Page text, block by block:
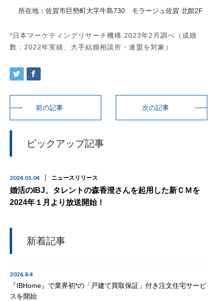
所在地：佐賀市巨勢町大字牛島730 モラージュ佐賀 北館2F
*日本マーケティングリサーチ機構 2023年2月調べ（成婚
数：2022年実績、大手結婚相談所・連盟を対象）
前の記事 次の記事
ピックアップ記事
2024.01.04 ニュースリリース
婚活のIBJ、タレントの森香澄さんを起用した新ＣＭを
2024年１月より放送開始！
新着記事
2026.8.4
『IBHome』で業界初*の「戸建て買取保証」付き注文住宅サービ
スを開始